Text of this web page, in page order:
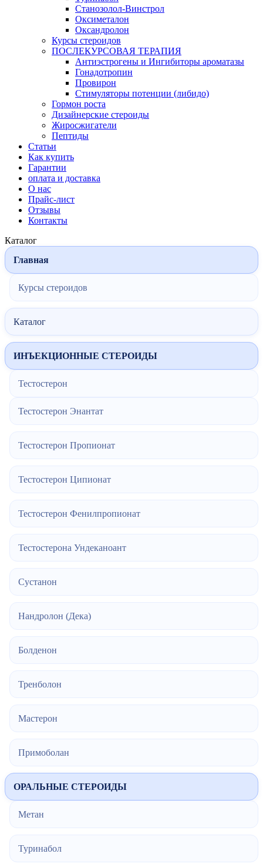
Станозолол-Винстрол
Оксиметалон
Оксандролон
Курсы стероидов
ПОСЛЕКУРСОВАЯ ТЕРАПИЯ
Антиэстрогены и Ингибиторы ароматазы
Гонадотропин
Провирон
Стимуляторы потенции (либидо)
Гормон роста
Дизайнерские стероиды
Жиросжигатели
Пептиды
Статьи
Как купить
Гарантии
оплата и доставка
О нас
Прайс-лист
Отзывы
Контакты
Каталог
Главная
Курсы стероидов
Каталог
ИНЪЕКЦИОННЫЕ СТЕРОИДЫ
Тестостерон
Тестостерон Энантат
Тестостерон Пропионат
Тестостерон Ципионат
Тестостерон Фенилпропионат
Тестостерона Ундеканоант
Сустанон
Нандролон (Дека)
Болденон
Тренболон
Мастерон
Примоболан
ОРАЛЬНЫЕ СТЕРОИДЫ
Метан
Туринабол